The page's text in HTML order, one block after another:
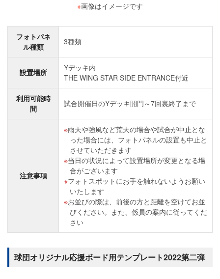
※画像はイメージです
フォトパネ
ル種類
3種類
設置場所
Yデッキ内
THE WING STAR SIDE ENTRANCE付近
利用可能時
間
試合開催日のYデッキ開門～7回裏終了まで
注意事項
雨天や強風など荒天の場合や試合が中止とな
った場合には、フォトパネルの設置も中止と
させていただきます
当日の状況によって設置場所が変更となる場
合がございます
フォトスポットにお手を触れないようお願い
いたします
お並びの際は、前後の方と距離を空けてお並
びください。また、係員の案内に従ってくだ
さい
球団オリジナル応援ボード用テンプレート2022第二弾